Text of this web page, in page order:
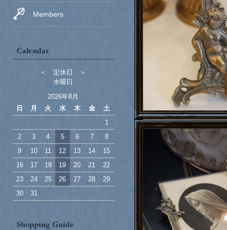
Members
＜ 定休日 ＞
水曜日
2026年8月
日
月 火 水 木 金
土
1
2
3 4 5 6 7
8
9
10 11 12 13 14
15
16
17 18 19 20 21
22
23
24 25 26 27 28
29
30
31